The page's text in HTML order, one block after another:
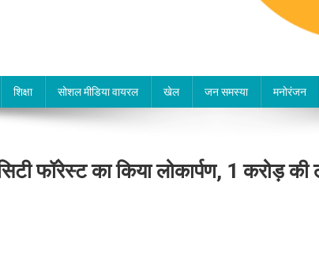
शिक्षा सोशल मीडिया वायरल खेल जन समस्या मनोरंजन
सिटी फॉरेस्ट का किया लोकार्पण, 1 करोड़